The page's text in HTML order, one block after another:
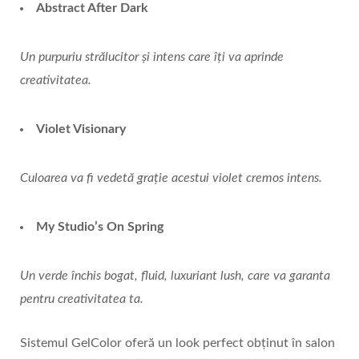
Abstract After Dark
Un purpuriu strălucitor și intens care îți va aprinde
creativitatea.
Violet Visionary
Culoarea va fi vedetă grație acestui violet cremos intens.
My Studio’s On Spring
Un verde închis bogat, fluid, luxuriant lush, care va garanta
pentru creativitatea ta.
Sistemul GelColor oferă un look perfect obținut în salon